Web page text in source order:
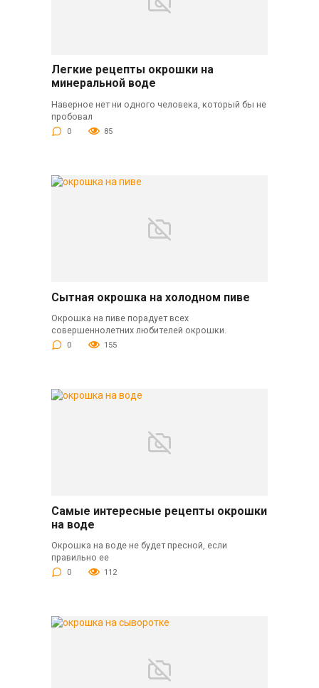
Легкие рецепты окрошки на
минеральной воде
Наверное нет ни одного человека, который бы не
пробовал
0 85
Сытная окрошка на холодном пиве
Окрошка на пиве порадует всех
совершеннолетних любителей окрошки.
0 155
Самые интересные рецепты окрошки
на воде
Окрошка на воде не будет пресной, если
правильно ее
0 112